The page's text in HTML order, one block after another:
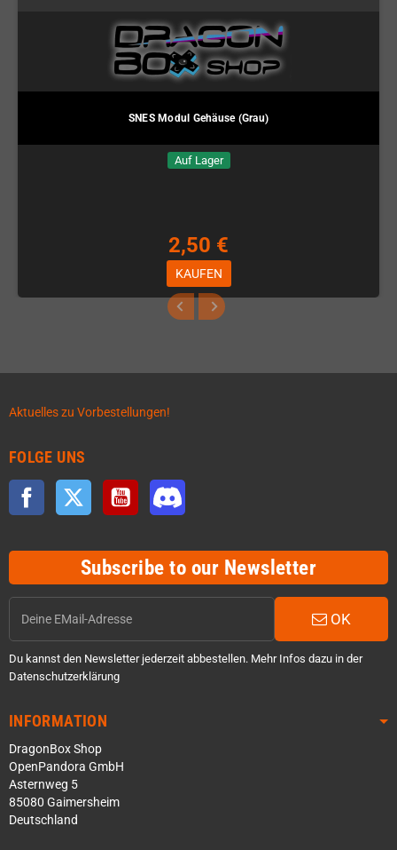
SNES Modul Gehäuse (Grau)
Auf Lager
2,50 €
KAUFEN
Aktuelles zu Vorbestellungen!
FOLGE UNS
Facebook Twitter YouTube
Subscribe to our Newsletter
OK
Du kannst den Newsletter jederzeit abbestellen. Mehr Infos dazu in der
Datenschutzerklärung
INFORMATION
DragonBox Shop
OpenPandora GmbH
Asternweg 5
85080 Gaimersheim
Deutschland